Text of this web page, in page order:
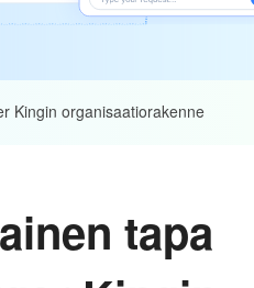
Kingin organisaatiorakenne
tapa